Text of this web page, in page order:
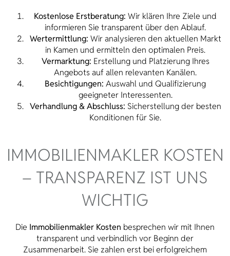
Kostenlose Erstberatung: Wir klären Ihre Ziele und
informieren Sie transparent über den Ablauf.
Wertermittlung: Wir analysieren den aktuellen Markt
in Kamen und ermitteln den optimalen Preis.
Vermarktung: Erstellung und Platzierung Ihres
Angebots auf allen relevanten Kanälen.
Besichtigungen: Auswahl und Qualifizierung
geeigneter Interessenten.
Verhandlung & Abschluss: Sicherstellung der besten
Konditionen für Sie.
IMMOBILIENMAKLER KOSTEN
– TRANSPARENZ IST UNS
WICHTIG
Die Immobilienmakler Kosten besprechen wir mit Ihnen
transparent und verbindlich vor Beginn der
Zusammenarbeit. Sie zahlen erst bei erfolgreichem